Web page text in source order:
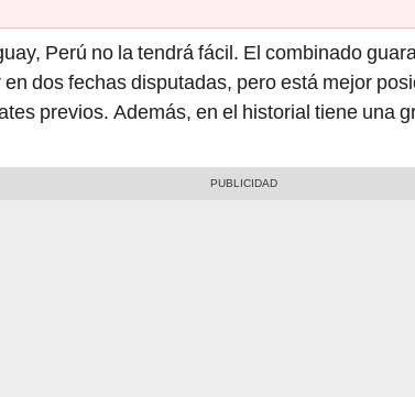
Perú no la tendrá fácil. El combinado
en dos fechas disputadas, pero está mejor
previos. Además, en el historial tiene una